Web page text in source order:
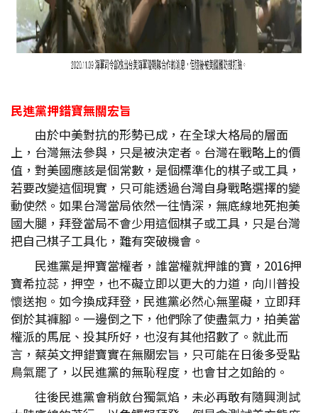
民進黨押錯寶無關宏旨
由於中美對抗的形勢已成，在全球大格局的層面
上，台灣無法參與，只是被決定者。台灣在戰略上的價
值，對美國應該是個常數，是個標準化的棋子或工具，
若要改變這個現實，只可能透過台灣自身戰略選擇的變
動使然。如果台灣當局依然一往情深，無底線地死抱美
國大腿，拜登當局不會少用這個棋子或工具，只是台灣
把自己棋子工具化，難有突破機會。
民進黨是押寶當權者，誰當權就押誰的寶，2016押
寶希拉蕊，押空，也不礙立即以更大的力道，向川普投
懷送抱。如今換成拜登，民進黨必然心無罣礙，立即拜
倒於其褲腳。一邊倒之下，他們除了使盡氣力，拍美當
權派的馬屁、投其所好，也沒有其他招數了。就此而
言，蔡英文押錯寶實在無關宏旨，只可能在日後多受點
鳥氣罷了，以民進黨的無恥程度，也會甘之如飴的。
往後民進黨會稍斂台獨氣焰，未必再敢有隨興測試